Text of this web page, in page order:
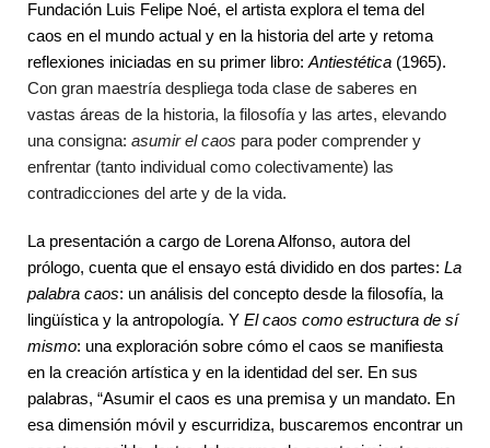
Fundación Luis Felipe Noé, el artista explora el tema del
caos en el mundo actual y en la historia del arte y retoma
reflexiones iniciadas en su primer libro:Antiestética (1965).
Con gran maestría despliega toda clase de saberes en
vastas áreas de la historia, la filosofía y las artes, elevando
una consigna: asumir el caos para poder comprender y
enfrentar (tanto individual como colectivamente) las
contradicciones del arte y de la vida.
La presentación a cargo de Lorena Alfonso, autora del
prólogo, cuenta que el ensayo está dividido en dos partes: La
palabra caos: un análisis del concepto desde la filosofía, la
lingüística y la antropología. Y El caos como estructura de sí
mismo: una exploración sobre cómo el caos se manifiesta
en la creación artística y en la identidad del ser. En sus
palabras, “Asumir el caos es una premisa y un mandato. En
esa dimensión móvil y escurridiza, buscaremos encontrar un